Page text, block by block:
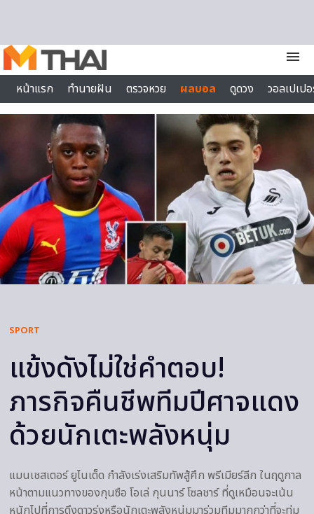
menu
หน้าแรก
ทำนายฝัน ตรวจหวย ผลบอล ดูดวง
วอลเปเป
ไลฟ์สไตล์
SPORT
แข้งดังไม่ใช่คำตอบ!
ภารกิจคืนชีพทีมปีศาจแดง
ด้วยนักเตะพลังหนุ่ม
แมนเชสเตอร์ ยูไนเต็ด กำลังเร่งเสริมทัพสู้ศึก พรีเมียร์ลีก ในฤดูกาล
หน้าตามแนวทางของกุนซือ โอเล่ กุนนาร์ โซลชาร์ ที่ดูเหมือนจะเน้น
หนักไปที่การดึงดาวรุ่งหรือนักเตะพลังหนุ่มมาร่วมทีมมากกว่าที่จะทุ่ม